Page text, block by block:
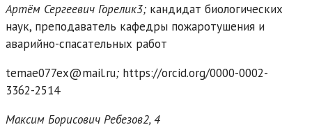
Артём Сергеевич Горелик3; кандидат биологических
наук, преподаватель кафедры пожаротушения и
аварийно-спасательных работ
temae077ex@mail.ru; https://orcid.org/0000-0002-
3362-2514
Максим Борисович Ребезов2, 4